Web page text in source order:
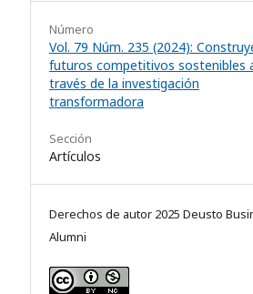
Número
Vol. 79 Núm. 235 (2024):
futuros competitivos sostenibles
través de la investigación
transformadora
Sección
Artículos
Derechos de autor 2025 Deusto
Alumni